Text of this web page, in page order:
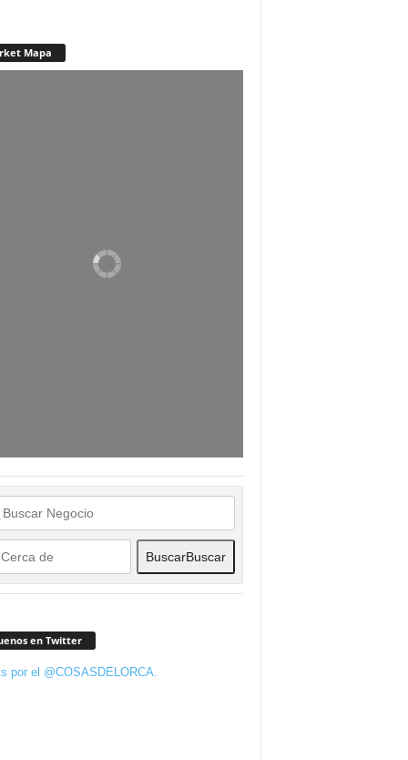
Mapa
BuscarBuscar
en Twitter
por el @COSASDELORCA.